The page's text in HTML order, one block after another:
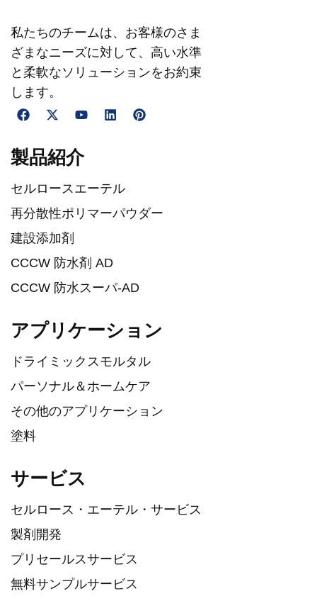
私たちのチームは、お客様のさま
ざまなニーズに対して、高い水準
と柔軟なソリューションをお約束
します。
製品紹介
セルロースエーテル
再分散性ポリマーパウダー
建設添加剤
CCCW 防水剤 AD
CCCW 防水スーパ-AD
アプリケーション
ドライミックスモルタル
パーソナル＆ホームケア
その他のアプリケーション
塗料
サービス
セルロース・エーテル・サービス
製剤開発
プリセールスサービス
無料サンプルサービス